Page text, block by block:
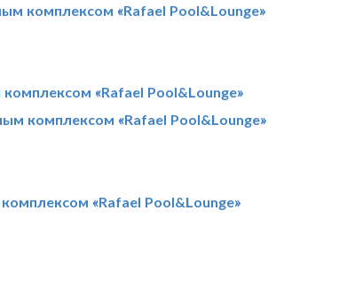
комплексом «Rafael Pool&Lounge»
«Rafael Pool&Lounge»
комплексом «Rafael Pool&Lounge»
«Rafael Pool&Lounge»